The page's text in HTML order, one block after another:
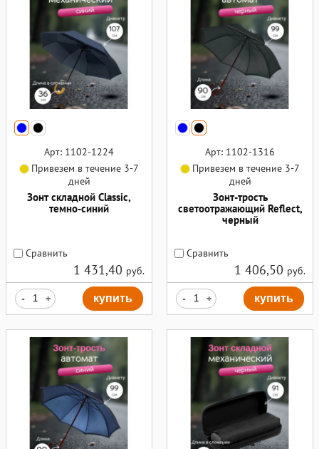
Арт: 1102-1224
Привезем в течение 3-7
дней
Зонт складной Classic,
темно-синий
Сравнить
1 431,40 руб.
- + купить
Арт: 1102-1316
Привезем в течение 3-7
дней
Зонт-трость
светоотражающий Reflect,
черный
Сравнить
1 406,50 руб.
- + купить